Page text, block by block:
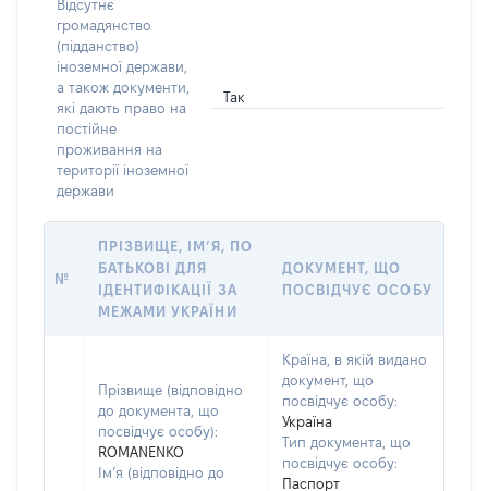
Відсутнє
громадянство
(підданство)
іноземної держави,
а також документи,
які дають право на
постійне
проживання на
території іноземної
держави
Так
№
ПРІЗВИЩЕ, ІМ’Я, ПО
БАТЬКОВІ ДЛЯ
ІДЕНТИФІКАЦІЇ ЗА
МЕЖАМИ УКРАЇНИ
ДОКУМЕНТ, ЩО
ПОСВІДЧУЄ ОСОБУ
Прізвище (відповідно
до документа, що
посвідчує особу):
ROMANENKO
Ім’я (відповідно до
Країна, в якій видано
документ, що
посвідчує особу:
Україна
Тип документа, що
посвідчує особу:
Паспорт